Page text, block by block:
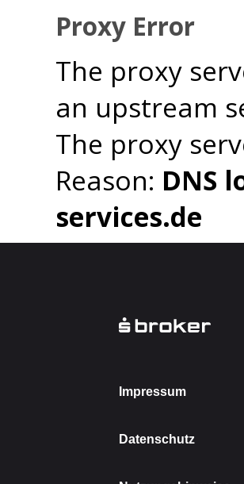
Proxy Error
The proxy
an upstream
The proxy
Reason: DNS
services.de